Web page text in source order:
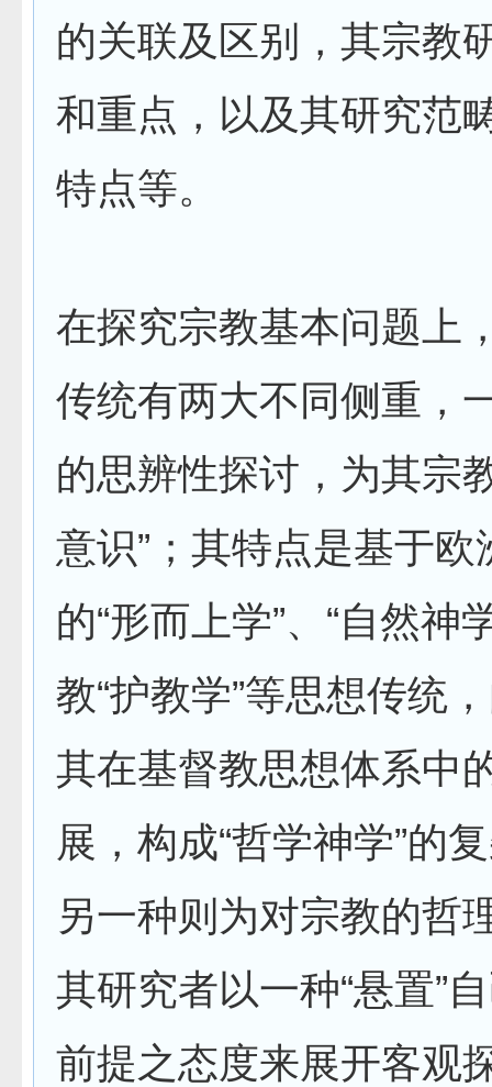
的关联及区别，其宗教
和重点，以及其研究范
特点等。
在探究宗教基本问题上
传统有两大不同侧重，
的思辨性探讨，为其宗
意识”；其特点是基于欧
的“形而上学”、“自然神
教“护教学”等思想传统
其在基督教思想体系中
展，构成“哲学神学”的
另一种则为对宗教的哲
其研究者以一种“悬置”
前提之态度来展开客观